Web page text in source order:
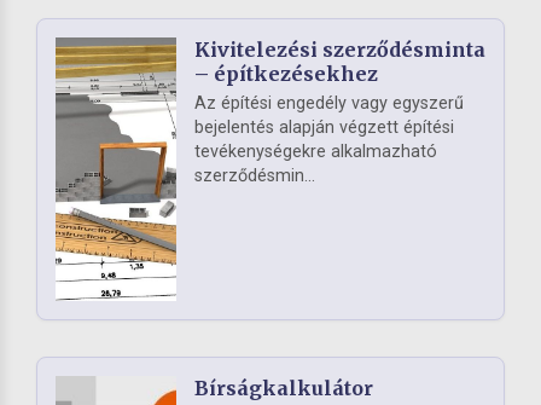
Kivitelezési szerződésminta
– építkezésekhez
Az építési engedély vagy egyszerű
bejelentés alapján végzett építési
tevékenységekre alkalmazható
szerződésmin...
Bírságkalkulátor